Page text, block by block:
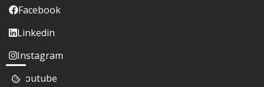
Facebook
Linkedin
Instagram
Youtube